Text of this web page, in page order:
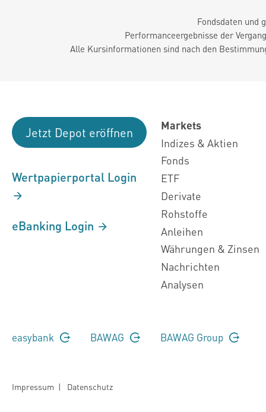
Fondsdaten und
Performanceergebnisse der
Alle Kursinformationen sind nach den
Jetzt Depot eröffnen
Wertpapierportal Login
eBanking Login
Markets
Indizes & Aktien
Fonds
ETF
Derivate
Rohstoffe
Anleihen
Währungen & Zinsen
Nachrichten
Analysen
easybank BAWAG BAWAG Group
Impressum | Datenschutz